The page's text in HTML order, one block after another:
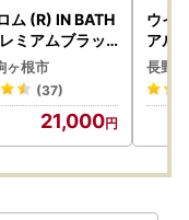
ム (R) IN BATH
ミアムブラッ
ーム くし コー
さら
ケア 駒ヶ根市
ヶ根市
(37)
21,000
ウイ
アル
ショ
長野